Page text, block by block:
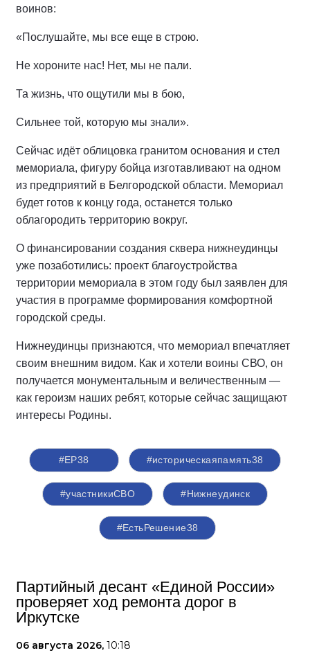
воинов:
«Послушайте, мы все еще в строю.
Не хороните нас! Нет, мы не пали.
Та жизнь, что ощутили мы в бою,
Сильнее той, которую мы знали».
Сейчас идёт облицовка гранитом основания и стел
мемориала, фигуру бойца изготавливают на одном
из предприятий в Белгородской области. Мемориал
будет готов к концу года, останется только
облагородить территорию вокруг.
О финансировании создания сквера нижнеудинцы
уже позаботились: проект благоустройства
территории мемориала в этом году был заявлен для
участия в программе формирования комфортной
городской среды.
Нижнеудинцы признаются, что мемориал впечатляет
своим внешним видом. Как и хотели воины СВО, он
получается монументальным и величественным —
как героизм наших ребят, которые сейчас защищают
интересы Родины.
#ЕР38 #историческаяпамять38
#участникиСВО #Нижнеудинск
#ЕстьРешение38
Партийный десант «Единой России»
проверяет ход ремонта дорог в
Иркутске
06 августа 2026, 10:18